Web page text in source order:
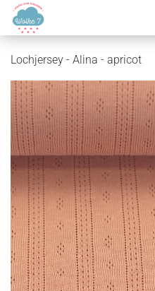
Lochjersey - Alina - apricot